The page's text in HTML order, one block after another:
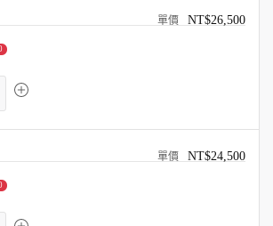
NT$26,500
NT$24,500